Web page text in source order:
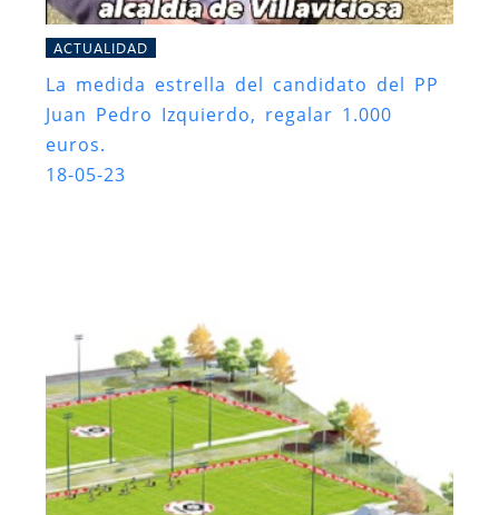
ACTUALIDAD
La medida estrella del candidato del PP
Juan Pedro Izquierdo, regalar 1.000
euros.
18-05-23